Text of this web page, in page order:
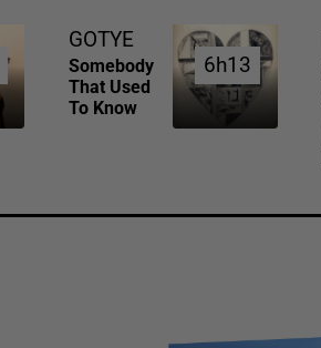
GOTYE
Somebody
That Used
To Know
6h13
6h13